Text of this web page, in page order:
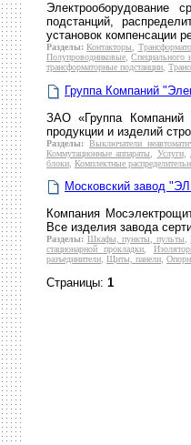
Электрооборудование
подстанций,
установок компенсации
Разделы: Контакторы,
Полупроводниковые,Специального
трансформаторные подстанции,
Группа Компаний
ЗАО «Группа Компаний
продукции и изделий
Разделы: Выключатели
Коммутационные аппараты
Услуги,
блоки Комплектные
Московский завод
Компания
Все изделия завода
Разделы: Шкафы, пункты, пульты ,
стационарной прокладки
разъединители Щиты, панели
Страницы: 1